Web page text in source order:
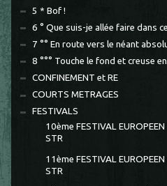
5 * Bof !
6 ° Que suis-je allée faire dans
7 °° En route vers le néant
8 °°° Touche le fond et creuse
CONFINEMENT et RE
COURTS METRAGES
FESTIVALS
10ème FESTIVAL
STR
11ème FESTIVAL
STR